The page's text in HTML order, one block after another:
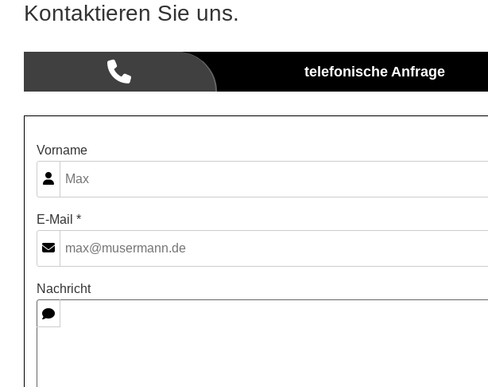
Kontaktieren Sie uns.
telefonische Anfrage
Vorname
E-Mail *
Nachricht